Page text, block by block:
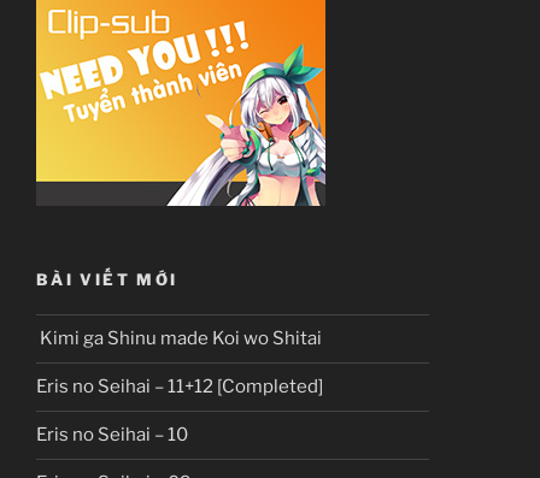
BÀI VIẾT MỚI
Kimi ga Shinu made Koi wo Shitai
Eris no Seihai – 11+12 [Completed]
Eris no Seihai – 10